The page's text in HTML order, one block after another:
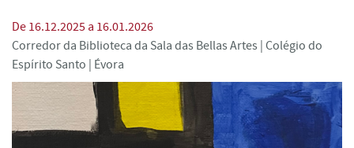
De 16.12.2025 a 16.01.2026
Corredor da Biblioteca da Sala das Bellas Artes | Colégio do
Espírito Santo | Évora